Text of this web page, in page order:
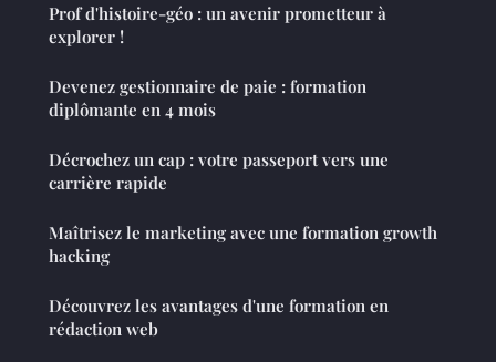
Prof d'histoire-géo : un avenir prometteur à
explorer !
Devenez gestionnaire de paie : formation
diplômante en 4 mois
Décrochez un cap : votre passeport vers une
carrière rapide
Maîtrisez le marketing avec une formation growth
hacking
Découvrez les avantages d'une formation en
rédaction web